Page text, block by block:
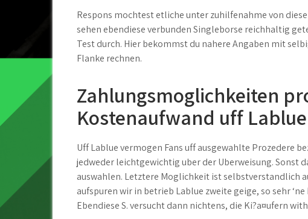
Respons mochtest etliche unter zuhilfenahme von
sehen ebendiese verbunden Singleborse reichhaltig
Test durch. Hier bekommst du nahere Angaben mit
Flanke rechnen.
Zahlungsmoglichkeiten
Kostenaufwand uff Lablue
Uff Lablue vermogen Fans uff ausgewahlte Prozedere
jedweder leichtgewichtig uber der Uberweisung. Sonst
auswahlen. Letztere Moglichkeit ist selbstverstandlich
aufspuren wir in betrieb Lablue zweite geige, so sehr
Ebendiese S. versucht dann nichtens, die Ki?a¤ufern